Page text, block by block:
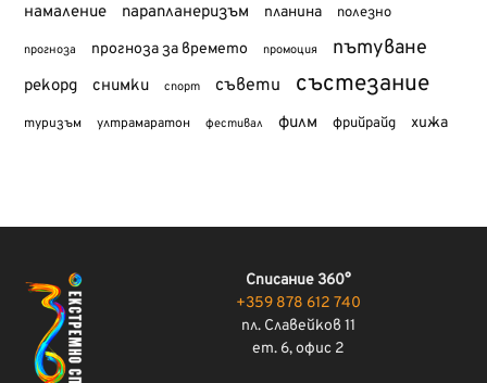
намаление парапланеризъм планина полезно
прогноза прогноза за времето промоция пътуване
рекорд снимки спорт съвети състезание
туризъм ултрамаратон фестивал филм фрийрайд хижа
Списание 360°
+359 878 612 740
пл. Славейков 11
ет. 6, офис 2